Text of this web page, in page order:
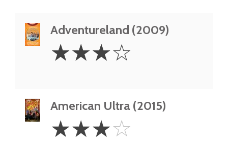
Adventureland (2009)
Stars
☆☆☆☆
American Ultra (2015)
Stars
☆☆☆☆